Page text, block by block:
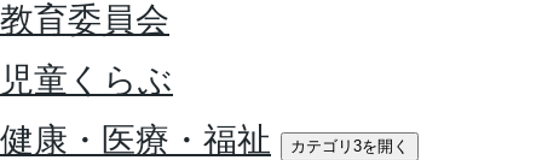
教育委員会
児童くらぶ
健康・医療・福祉
カテゴリ3を開く